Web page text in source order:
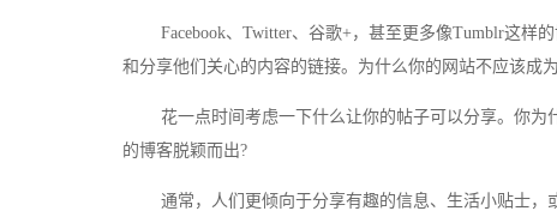
Facebook、Twitter、谷歌+，甚至更多像Tumblr这样的
和分享他们关心的内容的链接。为什么你的网站不应该成
花一点时间考虑一下什么让你的帖子可以分享。你为
的博客脱颖而出?
通常，人们更倾向于分享有趣的信息、生活小贴士，或